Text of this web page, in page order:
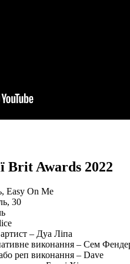
Brit Awards 2022
Easy On Me
30
– Дуа Ліпа
виконання – Сем
реп виконання – Dave